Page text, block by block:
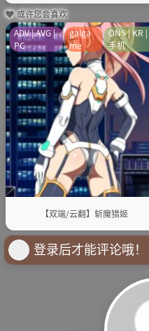
或许您会喜欢
【双端/云翻】斩魔猎姬
ADV | AVG |
PC
galga
me
ONS | KR |
手机
登录后才能评论哦！